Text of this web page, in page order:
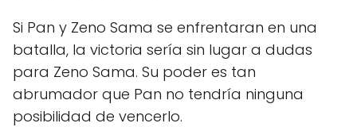
Si Pan y Zeno Sama se enfrentaran en una
batalla, la victoria sería sin lugar a dudas
para Zeno Sama. Su poder es tan
abrumador que Pan no tendría ninguna
posibilidad de vencerlo.